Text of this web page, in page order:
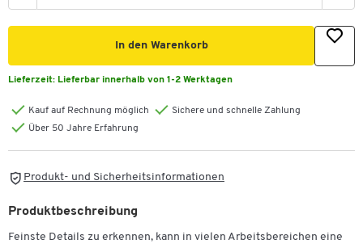
In den Warenkorb
Lieferzeit: Lieferbar innerhalb von 1-2 Werktagen
Kauf auf Rechnung möglich
Sichere und schnelle Zahlung
Über 50 Jahre Erfahrung
Produkt- und Sicherheitsinformationen
Produktbeschreibung
Feinste Details zu erkennen, kann in vielen Arbeitsbereichen eine